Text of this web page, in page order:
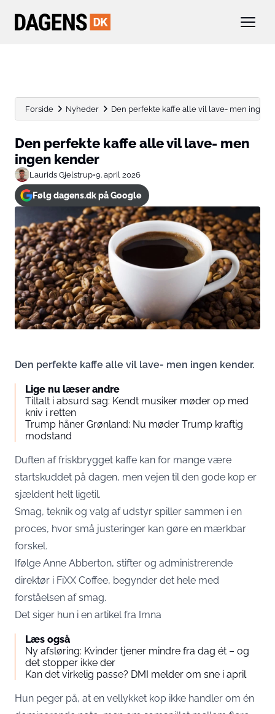
Forside Nyheder Den perfekte kaffe alle vil lave- men ingen
Den perfekte kaffe alle vil lave- men
ingen kender
Laurids Gjelstrup•9. april 2026
Følg dagens.dk på Google
Den perfekte kaffe alle vil lave- men ingen kender.
Lige nu læser andre
Tiltalt i absurd sag: Kendt musiker møder op med
kniv i retten
Trump håner Grønland: Nu møder Trump kraftig
modstand
Duften af friskbrygget kaffe kan for mange være
startskuddet på dagen, men vejen til den gode kop er
sjældent helt ligetil.
Smag, teknik og valg af udstyr spiller sammen i en
proces, hvor små justeringer kan gøre en mærkbar
forskel.
Ifølge Anne Abberton, stifter og administrerende
direktør i FiXX Coffee, begynder det hele med
forståelsen af smag.
Det siger hun i en artikel fra Imna
Læs også
Ny afsløring: Kvinder tjener mindre fra dag ét – og
det stopper ikke der
Kan det virkelig passe? DMI melder om sne i april
Hun peger på, at en vellykket kop ikke handler om én